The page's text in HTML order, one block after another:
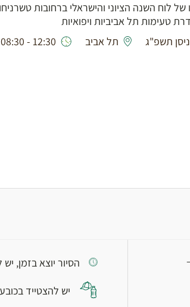
לוח השנה הציוני והישראלי ברחובות
טעימות תל אביביות ויפואיות
תל אביב 12:30 - 08:30
הסיור יוצא בזמן, יש להגיע 10 דק'
יש להצטייד